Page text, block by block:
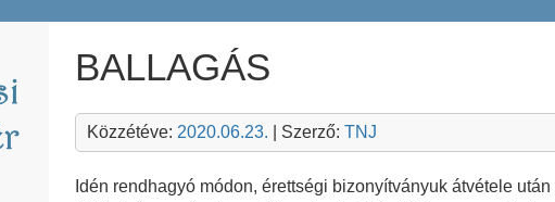
BALLAGÁS
Közzétéve: 2020.06.23. | Szerző: TNJ
Idén rendhagyó módon, érettségi bizonyítványuk átvétele